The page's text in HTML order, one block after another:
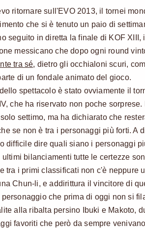
ritornare sull'EVO 2013, il tornei
che si è tenuto un paio di
seguito in diretta la finale di KOF XIII,
messicano che dopo ogni round
tra sé, dietro gli occhialoni scuri,
di un fondale animato del gioco.
spettacolo è stato ovviamente il
che ha riservato non poche
settimo, ma ha dichiarato che
se non è tra i personaggi più forti. A
difficile dire quali siano i personaggi
bilanciamenti tutte le certezze
tra i primi classificati non c'è neppure
Chun-li, e addirittura il vincitore di
personaggio che prima di oggi non si
alla ribalta persino Ibuki e Makoto,
favoriti che però da sempre